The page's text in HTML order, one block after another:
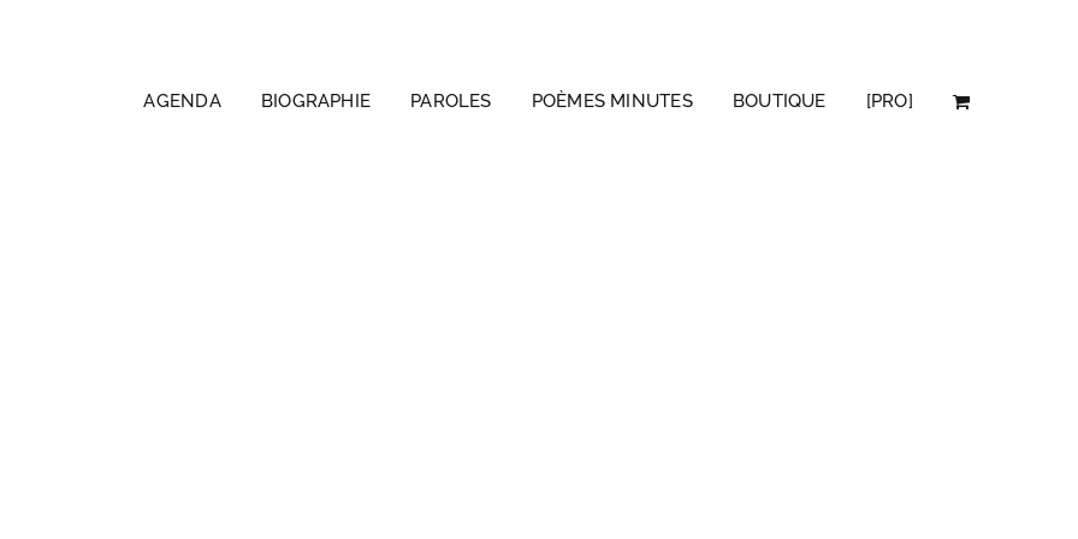
AGENDA BIOGRAPHIE PAROLES POÈMES MINUTES BOUTIQUE [PRO]